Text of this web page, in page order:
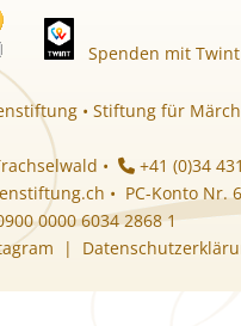
Spenden mit Twint
• Stiftung für
•
+41 (0)34
• PC-Konto Nr.
0000 6034 2868 1
|